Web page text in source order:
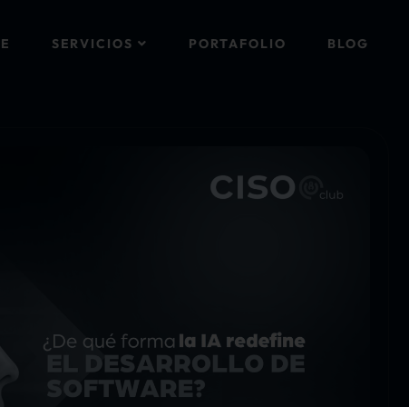
SERVICIOS PORTAFOLIO BLOG